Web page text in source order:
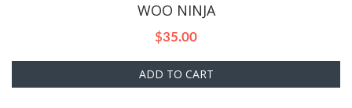
WOO NINJA
$35.00
ADD TO CART